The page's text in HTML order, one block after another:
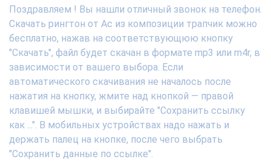
Поздравляем ! Вы нашли отличный звонок на телефон.
Скачать рингтон от Ac из композиции трапчик можно
бесплатно, нажав на соответствующюю кнопку
"Скачать", файл будет скачан в формате mp3 или m4r, в
зависимости от вашего выбора. Если
автоматического скачивания не началось после
нажатия на кнопку, жмите над кнопкой — правой
клавишей мышки, и выбирайте "Сохранить ссылку
как ...". В мобильных устройствах надо нажать и
держать палец на кнопке, после чего выбрать
"Сохранить данные по ссылке".